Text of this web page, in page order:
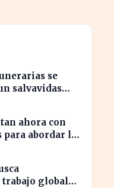
se
salvavidas
un
ahora con
para abordar la
global